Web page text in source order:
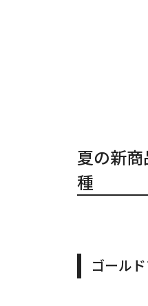
夏の新
種
ゴール